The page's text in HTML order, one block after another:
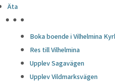
Äta
Boka boende i Vilhelmina
Res till Vilhelmina
Upplev Sagavägen
Upplev Vildmarksvägen